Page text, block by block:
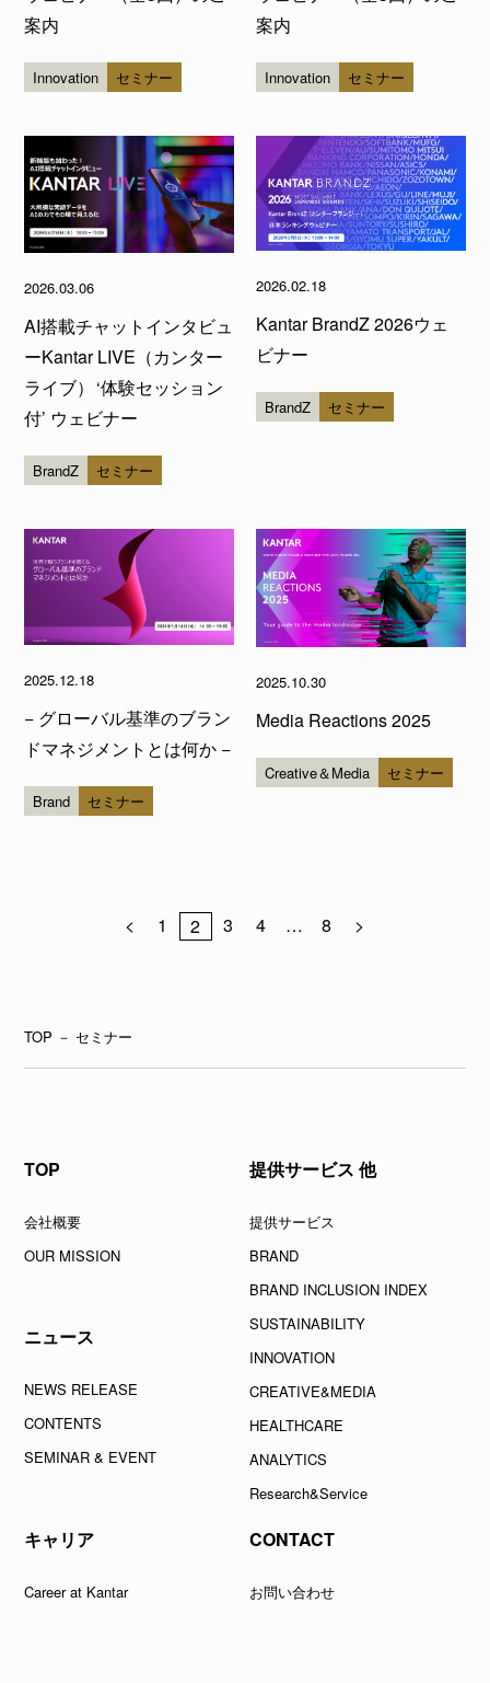
案内
Innovation セミナー
案内
Innovation セミナー
2026.03.06
AI搭載チャットインタビュ
ーKantar LIVE（カンター
ライブ） ‘体験セッション
付’ ウェビナー
BrandZ セミナー
2026.02.18
Kantar BrandZ 2026ウェ
ビナー
BrandZ セミナー
2025.12.18
− グローバル基準のブラン
ドマネジメントとは何か −
Brand セミナー
2025.10.30
Media Reactions 2025
Creative＆Media セミナー
< 1 2 3 4 … 8 >
TOP － セミナー
TOP
会社概要
OUR MISSION
ニュース
NEWS RELEASE
CONTENTS
SEMINAR & EVENT
キャリア
Career at Kantar
提供サービス 他
提供サービス
BRAND
BRAND INCLUSION INDEX
SUSTAINABILITY
INNOVATION
CREATIVE&MEDIA
HEALTHCARE
ANALYTICS
Research&Service
CONTACT
お問い合わせ